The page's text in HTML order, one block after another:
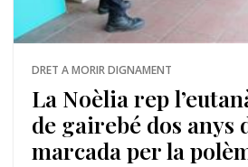
DRET A MORIR DIGNAMENT
La Noèlia rep
de gairebé dos anys
marcada per la